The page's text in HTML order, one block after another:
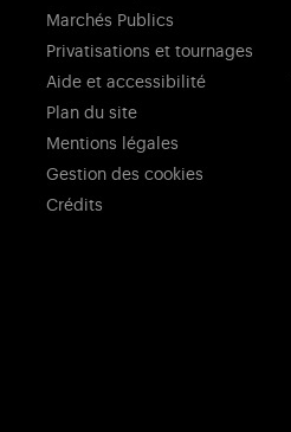
Marchés Publics
Privatisations et tournages
Aide et accessibilité
Plan du site
Mentions légales
Gestion des cookies
Crédits